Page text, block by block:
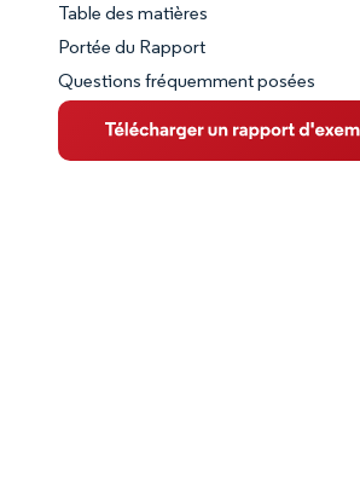
Aperçu du marché
VUE D’ENSEMBLE DU MARCHÉ
Principales tendances du marché
Table des matières
Portée du Rapport
Questions fréquemment posées